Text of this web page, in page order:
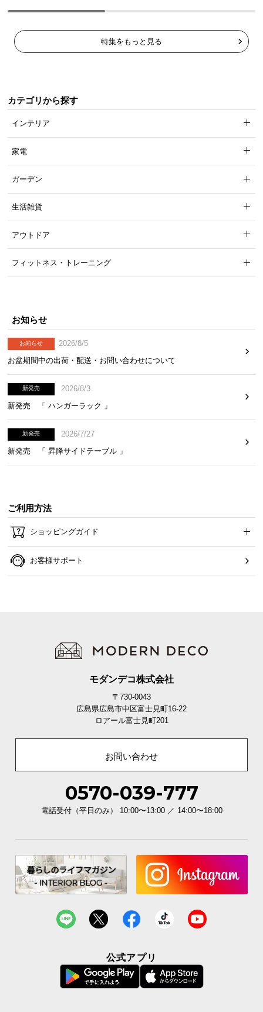
特集をもっと見る
カテゴリから探す
インテリア
家電
ガーデン
生活雑貨
アウトドア
フィットネス・トレーニング
お知らせ
お知らせ
2026/8/5
お盆期間中の出荷・配送・お問い合わせについて
新発売
2026/8/3
新発売 「 ハンガーラック 」
新発売
2026/7/27
新発売 「 昇降サイドテーブル 」
ご利用方法
ショッピングガイド
お客様サポート
モダンデコ株式会社
〒730-0043
広島県広島市中区富士見町16-22
ロアール富士見町201
お問い合わせ
0570-039-777
電話受付（平日のみ） 10:00〜13:00 ／ 14:00〜18:00
公式アプリ